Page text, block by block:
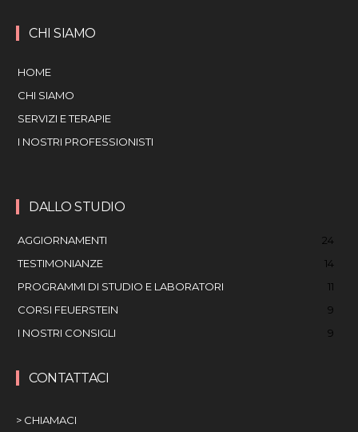
CHI SIAMO
HOME
CHI SIAMO
SERVIZI E TERAPIE
I NOSTRI PROFESSIONISTI
DALLO STUDIO
AGGIORNAMENTI
24
TESTIMONIANZE
14
PROGRAMMI DI STUDIO E LABORATORI
11
CORSI FEUERSTEIN
9
I NOSTRI CONSIGLI
9
CONTATTACI
> CHIAMACI